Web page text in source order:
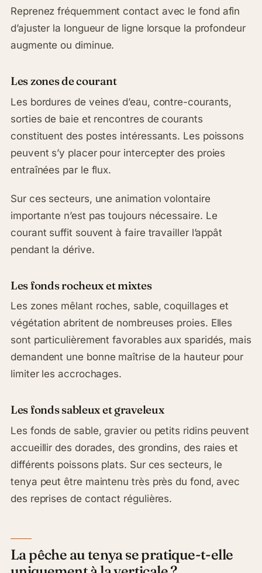
Reprenez fréquemment contact avec le fond afin
d’ajuster la longueur de ligne lorsque la profondeur
augmente ou diminue.
Les zones de courant
Les bordures de veines d’eau, contre-courants,
sorties de baie et rencontres de courants
constituent des postes intéressants. Les poissons
peuvent s’y placer pour intercepter des proies
entraînées par le flux.
Sur ces secteurs, une animation volontaire
importante n’est pas toujours nécessaire. Le
courant suffit souvent à faire travailler l’appât
pendant la dérive.
Les fonds rocheux et mixtes
Les zones mêlant roches, sable, coquillages et
végétation abritent de nombreuses proies. Elles
sont particulièrement favorables aux sparidés, mais
demandent une bonne maîtrise de la hauteur pour
limiter les accrochages.
Les fonds sableux et graveleux
Les fonds de sable, gravier ou petits ridins peuvent
accueillir des dorades, des grondins, des raies et
différents poissons plats. Sur ces secteurs, le
tenya peut être maintenu très près du fond, avec
des reprises de contact régulières.
La pêche au tenya se pratique-t-elle